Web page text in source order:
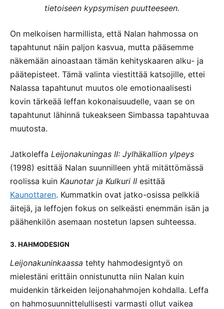
tietoiseen kypsymisen puutteeseen.
On melkoisen harmillista, että Nalan hahmossa on
tapahtunut näin paljon kasvua, mutta pääsemme
näkemään ainoastaan tämän kehityskaaren alku- ja
päätepisteet. Tämä valinta viestittää katsojille, ettei
Nalassa tapahtunut muutos ole emotionaalisesti
kovin tärkeää leffan kokonaisuudelle, vaan se on
tapahtunut lähinnä tukeakseen Simbassa tapahtuvaa
muutosta.
Jatkoleffa Leijonakuningas II: Jylhäkallion ylpeys
(1998) esittää Nalan suunnilleen yhtä mitättömässä
roolissa kuin Kaunotar ja Kulkuri II esittää
Kaunottaren. Kummatkin ovat jatko-osissa pelkkiä
äitejä, ja leffojen fokus on selkeästi enemmän isän ja
päähenkilön asemaan nostetun lapsen suhteessa.
3. HAHMODESIGN
Leijonakuninkaassa tehty hahmodesigntyö on
mielestäni erittäin onnistunutta niin Nalan kuin
muidenkin tärkeiden leijonahahmojen kohdalla. Leffa
on hahmosuunnittelullisesti varmasti ollut vaikea